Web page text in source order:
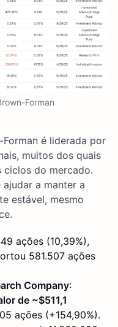
Forman
é liderada por
muitos dos quais
ciclos do mercado.
a manter a
estável, mesmo
ações (10,39%),
581.507 ações
Company:
de ~$511,1
ações (+154,90%).